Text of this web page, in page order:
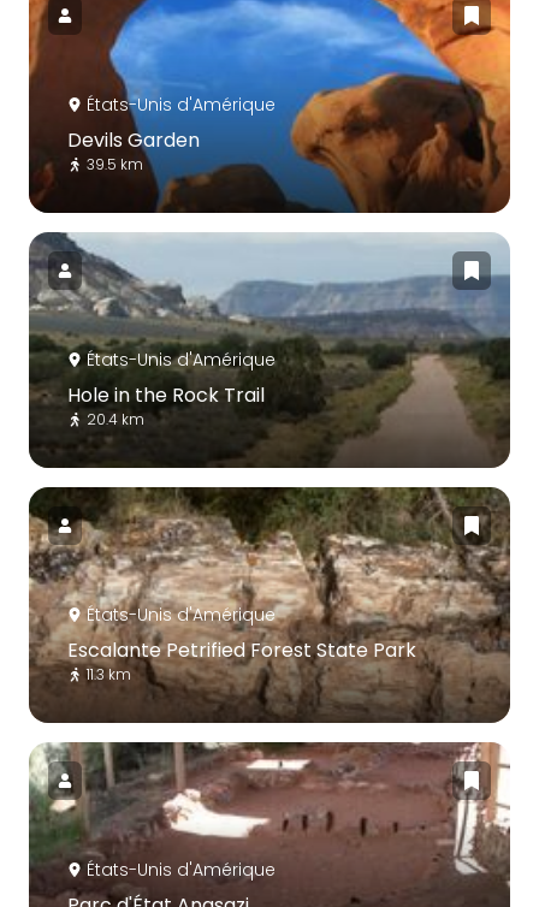
États-Unis d'Amérique
Devils Garden
39.5 km
États-Unis d'Amérique
Hole in the Rock Trail
20.4 km
États-Unis d'Amérique
Escalante Petrified Forest State Park
11.3 km
États-Unis d'Amérique